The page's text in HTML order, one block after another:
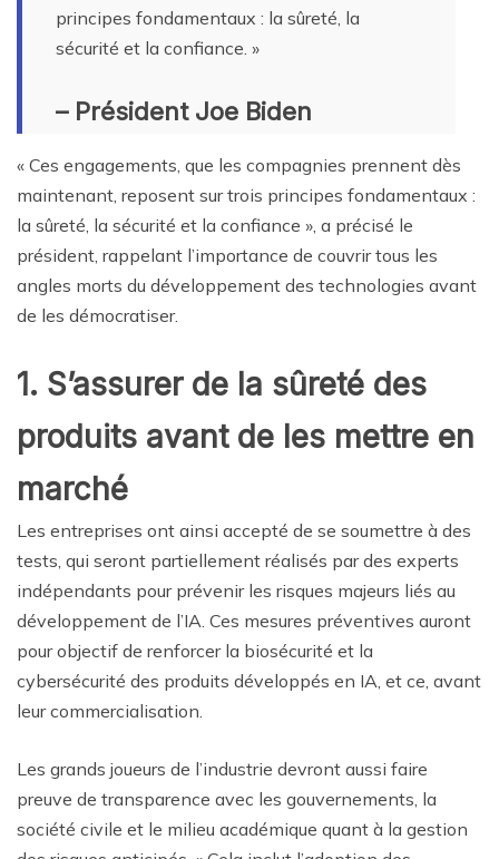
principes fondamentaux : la sûreté, la
sécurité et la confiance. »
– Président Joe Biden
« Ces engagements, que les compagnies prennent dès
maintenant, reposent sur trois principes fondamentaux :
la sûreté, la sécurité et la confiance », a précisé le
président, rappelant l’importance de couvrir tous les
angles morts du développement des technologies avant
de les démocratiser.
1. S’assurer de la sûreté des
produits avant de les mettre en
marché
Les entreprises ont ainsi accepté de se soumettre à des
tests, qui seront partiellement réalisés par des experts
indépendants pour prévenir les risques majeurs liés au
développement de l’IA. Ces mesures préventives auront
pour objectif de renforcer la biosécurité et la
cybersécurité des produits développés en IA, et ce, avant
leur commercialisation.
Les grands joueurs de l’industrie devront aussi faire
preuve de transparence avec les gouvernements, la
société civile et le milieu académique quant à la gestion